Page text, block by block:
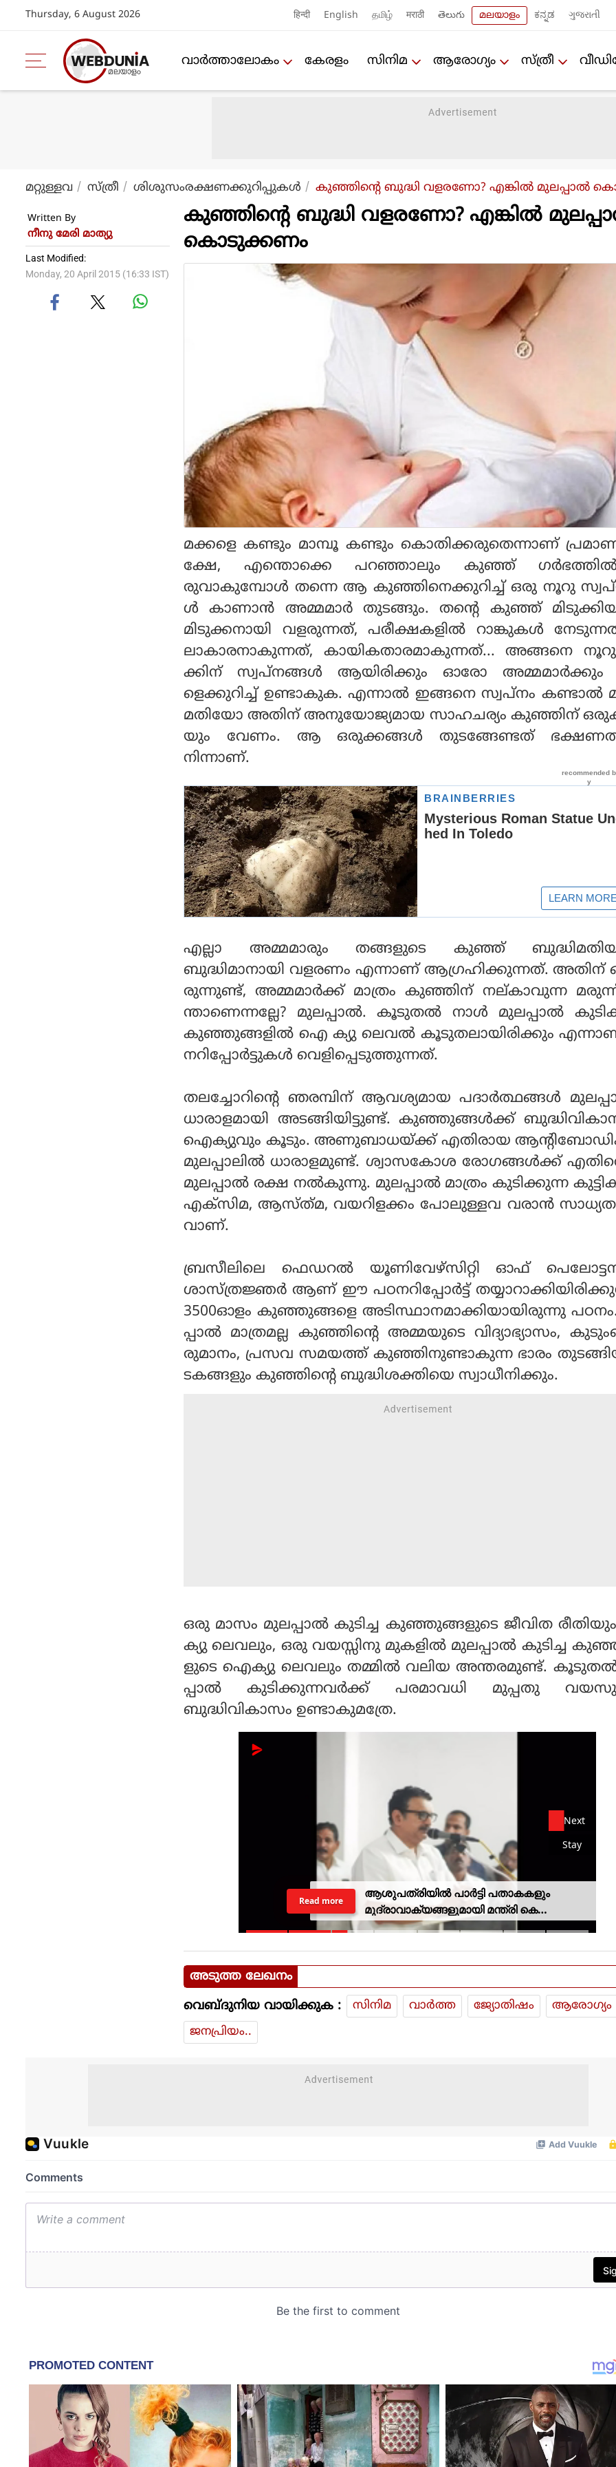
Thursday, 6 August 2026 हिन्दी English தமிழ் मराठी తెలుగు മലയാളം ಕನ್ನಡ ગુજરાતી
വാര്‍ത്താലോകം കേരളം സിനിമ ആരോഗ്യം സ്ത്രീ
മറ്റുള്ളവ സ്ത്രീ ശിശുസംരക്ഷണക്കുറിപ്പുകള്‍ കുഞ്ഞിന്റെ ബുദ്ധി വളരണോ? എങ്കില്‍ മുലപ്പാല്‍
Written By
നീനു മേരി മാത്യു
Last Modified:
Monday, 20 April 2015 (16:33 IST)
കുഞ്ഞിന്റെ ബുദ്ധി വളരണോ? എങ്കില്‍
കൊടുക്കണം
മക്കളെ കണ്ടും മാമ്പൂ കണ്ടും കൊതിക്കരുതെന്നാണ്
ക്ഷേ, എന്തൊക്കെ പറഞ്ഞാലും കുഞ്ഞ്
രുവാകുമ്പോള്‍ തന്നെ ആ കുഞ്ഞിനെക്കുറിച്ച് ഒരു നൂറു
ള്‍ കാണാന്‍ അമ്മമാര്‍ തുടങ്ങും. തന്റെ കുഞ്ഞ്
മിടുക്കനായി വളരുന്നത്, പരീക്ഷകളില്‍ റാങ്കുകള്‍
ലാകാരനാകുന്നത്, കായികതാരമാകുന്നത്... അങ്ങനെ
ക്കിന് സ്വപ്നങ്ങള്‍ ആയിരിക്കും ഓരോ അമ്മമാര്‍ക്കും
ളെക്കുറിച്ച് ഉണ്ടാകുക. എന്നാല്‍ ഇങ്ങനെ സ്വപ്നം കണ്ടാല്‍
മതിയോ അതിന് അനുയോജ്യമായ സാഹചര്യം കുഞ്ഞിന്
യും വേണം. ആ ഒരുക്കങ്ങള്‍ തുടങ്ങേണ്ടത്
നിന്നാണ്.
എല്ലാ അമ്മമാരും തങ്ങളുടെ കുഞ്ഞ്
ബുദ്ധിമാനായി വളരണം എന്നാണ് ആഗ്രഹിക്കുന്നത്. അതിന്
രുന്നുണ്ട്, അമ്മമാര്‍ക്ക് മാത്രം കുഞ്ഞിന് നല്കാവുന്ന
ന്താണെന്നല്ലേ? മുലപ്പാല്‍. കൂടുതല്‍ നാള്‍ മുലപ്പാല്‍
കുഞ്ഞുങ്ങളില്‍ ഐ ക്യു ലെവല്‍ കൂടുതലായിരിക്കും
നറിപ്പോര്‍ട്ടുകള്‍ വെളിപ്പെടുത്തുന്നത്.
തലച്ചോറിന്റെ ഞരമ്പിന് ആവശ്യമായ പദാര്‍ത്ഥങ്ങള്‍
ധാരാളമായി അടങ്ങിയിട്ടുണ്ട്. കുഞ്ഞുങ്ങള്‍ക്ക്
ഐക്യുവും കൂടും. അണുബാധയ്ക്ക് എതിരായ
മുലപ്പാലില്‍ ധാരാളമുണ്ട്. ശ്വാസകോശ രോഗങ്ങള്‍ക്ക്
മുലപ്പാല്‍ രക്ഷ നല്‍കുന്നു. മുലപ്പാല്‍ മാത്രം കുടിക്കുന്ന
എക്‌സിമ, ആസ്‌ത്‌മ, വയറിളക്കം പോലുള്ളവ വരാന്‍
വാണ്.
ബ്രസീലിലെ ഫെഡറല്‍ യൂണിവേഴ്‌സിറ്റി ഓഫ്
ശാസ്ത്രജ്ഞര്‍ ആണ് ഈ പഠനറിപ്പോര്‍ട്ട്
3500ഓളം കുഞ്ഞുങ്ങളെ അടിസ്ഥാനമാക്കിയായിരുന്നു
പ്പാല്‍ മാത്രമല്ല കുഞ്ഞിന്റെ അമ്മയുടെ വിദ്യാഭ്യാസം,
രുമാനം, പ്രസവ സമയത്ത് കുഞ്ഞിനുണ്ടാകുന്ന ഭാരം
ടകങ്ങളും കുഞ്ഞിന്റെ ബുദ്ധിശക്തിയെ സ്വാധീനിക്കും.
ഒരു മാസം മുലപ്പാല്‍ കുടിച്ച കുഞ്ഞുങ്ങളുടെ ജീവിത
ക്യു ലെവലും, ഒരു വയസ്സിനു മുകളില്‍ മുലപ്പാല്‍ കുടിച്ച
ളുടെ ഐക്യു ലെവലും തമ്മില്‍ വലിയ അന്തരമുണ്ട്.
പ്പാല്‍ കുടിക്കുന്നവര്‍ക്ക് പരമാവധി മുപ്പതു
ബുദ്ധിവികാസം ഉണ്ടാകുമത്രേ.
Next
Stay
ആശുപത്രിയില്‍ പാര്‍ട്ടി പതാകകളും
മുദ്രാവാക്യങ്ങളുമായി മന്ത്രി കെ
മുരളീധരനെ സ്വീകരിച്ചതിനു പിന്നാലെ
Read more
അടുത്ത ലേഖനം
വെബ്ദുനിയ വായിക്കുക :
സിനിമ വാര്‍ത്ത ജ്യോതിഷം
ആരോഗ്യം
ജനപ്രിയം..